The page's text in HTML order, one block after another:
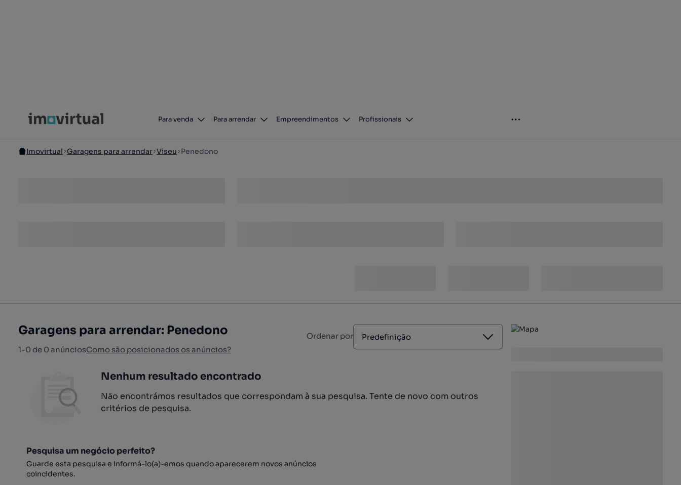
Para venda Para arrendar Empreendimentos Profissionais
Imovirtual Garagens para arrendar Viseu Penedono
Garagens para arrendar: Penedono
1-0 de 0 anúnciosComo são posicionados os anúncios?
Ordenar por Predefinição
Nenhum resultado encontrado
Não encontrámos resultados que correspondam à sua pesquisa. Tente de novo com outros
critérios de pesquisa.
Pesquisa um negócio perfeito?
Guarde esta pesquisa e informá-lo(a)-emos quando aparecerem novos anúncios
coincidentes.